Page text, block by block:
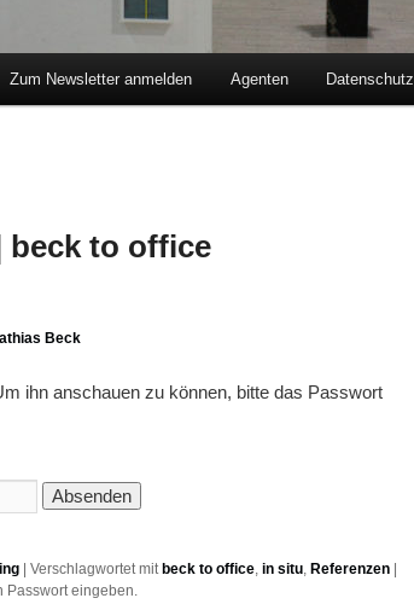
Zum Newsletter anmelden Agenten Datenschutz
beck to office
Beck
ihn anschauen zu können, bitte das Passwort
Verschlagwortet mit beck to office, in situ, Referenzen
Passwort eingeben.